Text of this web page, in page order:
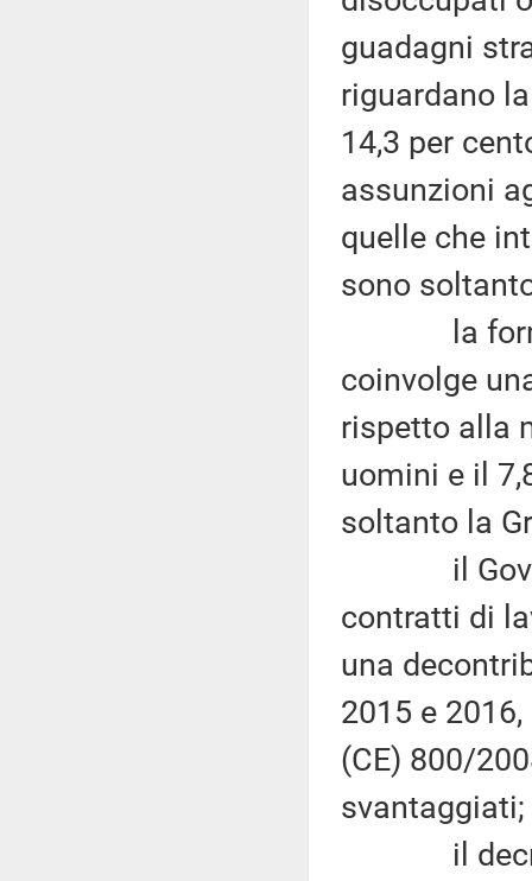
guadagni
riguardano
14,3 per
assunzioni
quelle che
sono
la
coinvolge
rispetto alla
uomini e il
soltanto la
il
contratti di
una
2015 e
(CE) 800/
svantaggiati;
il decreto